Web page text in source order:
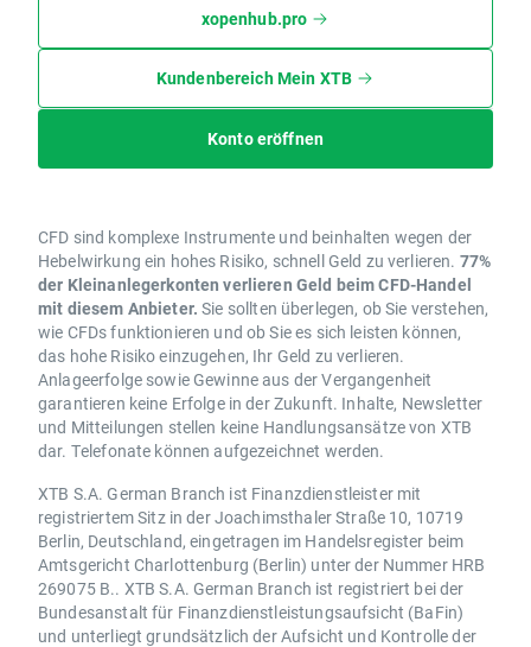
xopenhub.pro
Kundenbereich Mein XTB
Konto eröffnen
CFD sind komplexe Instrumente und beinhalten wegen der
Hebelwirkung ein hohes Risiko, schnell Geld zu verlieren. 77%
der Kleinanlegerkonten verlieren Geld beim CFD-Handel
mit diesem Anbieter. Sie sollten überlegen, ob Sie verstehen,
wie CFDs funktionieren und ob Sie es sich leisten können,
das hohe Risiko einzugehen, Ihr Geld zu verlieren.
Anlageerfolge sowie Gewinne aus der Vergangenheit
garantieren keine Erfolge in der Zukunft. Inhalte, Newsletter
und Mitteilungen stellen keine Handlungsansätze von XTB
dar. Telefonate können aufgezeichnet werden.
XTB S.A. German Branch ist Finanzdienstleister mit
registriertem Sitz in der Joachimsthaler Straße 10, 10719
Berlin, Deutschland, eingetragen im Handelsregister beim
Amtsgericht Charlottenburg (Berlin) unter der Nummer HRB
269075 B.. XTB S.A. German Branch ist registriert bei der
Bundesanstalt für Finanzdienstleistungsaufsicht (BaFin)
und unterliegt grundsätzlich der Aufsicht und Kontrolle der